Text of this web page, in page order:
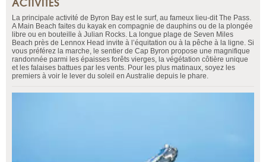
La principale activité de Byron Bay est le surf, au fameux lieu-dit The Pass.
A Main Beach faites du kayak en compagnie de dauphins ou de la plongée
libre ou en bouteille à Julian Rocks. La longue plage de Seven Miles
Beach près de Lennox Head invite à l’équitation ou à la pêche à la ligne. Si
vous préférez la marche, le sentier de Cap Byron propose une magnifique
randonnée parmi les épaisses forêts vierges, la végétation côtière unique
et les falaises battues par les vents. Pour les plus matinaux, soyez les
premiers à voir le lever du soleil en Australie depuis le phare.